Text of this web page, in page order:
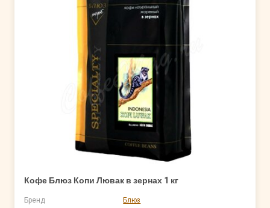
Кофе Блюз Копи Лювак в зернах 1 кг
Бренд Блюз